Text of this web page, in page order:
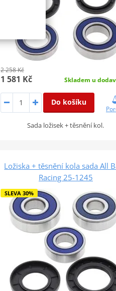
2 258 Kč
1 581 Kč Skladem u
Do košíku
Sada ložisek + těsnění kol.
Ložiska + těsnění kola sada All
Racing 25-1245
SLEVA 30%